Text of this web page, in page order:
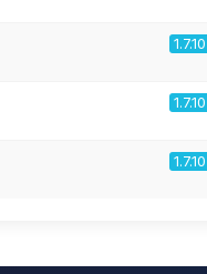
1.7.10
1.7.10
1.7.10